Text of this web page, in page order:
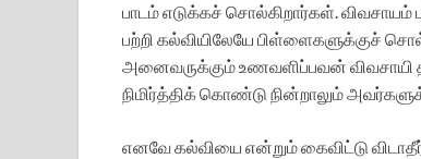
பாடம் எடுக்கச் சொல்கிறார்கள்.
பற்றி கல்வியிலேயே பிள்ளைகளுக்குச்
அனைவருக்கும் உணவளிப்பவன் விவசாயி
நிமிர்த்திக் கொண்டு நின்றாலும்
எனவே கல்வியை என்றும் கைவிட்டு